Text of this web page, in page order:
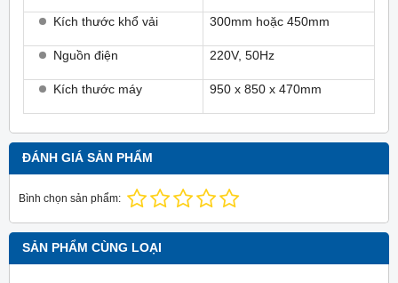
Kích thước khổ vải 300mm hoặc 450mm
Nguồn điện 220V, 50Hz
Kích thước máy 950 x 850 x 470mm
ĐÁNH GIÁ SẢN PHẨM
Bình chọn sản phẩm:
SẢN PHẨM CÙNG LOẠI